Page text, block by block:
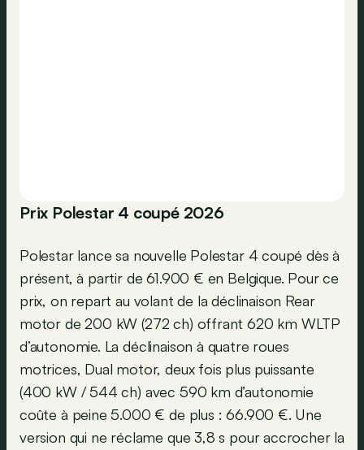
Prix Polestar 4 coupé 2026
Polestar lance sa nouvelle Polestar 4 coupé dès à
présent, à partir de 61.900 € en Belgique. Pour ce
prix, on repart au volant de la déclinaison Rear
motor de 200 kW (272 ch) offrant 620 km WLTP
d’autonomie. La déclinaison à quatre roues
motrices, Dual motor, deux fois plus puissante
(400 kW / 544 ch) avec 590 km d’autonomie
coûte à peine 5.000 € de plus : 66.900 €. Une
version qui ne réclame que 3,8 s pour accrocher la